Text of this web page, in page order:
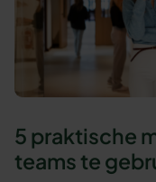
5 praktische
teams te